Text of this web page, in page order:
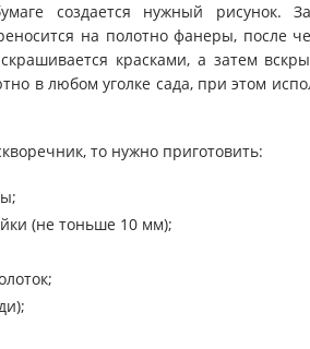
создается нужный рисунок.
на полотно фанеры, после
красками, а затем
в любом уголке сада, при этом
то нужно приготовить:
(не тоньше 10 мм);